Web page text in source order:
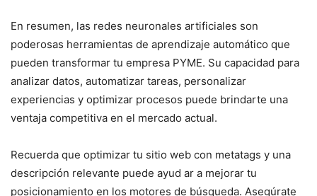
En resumen, las redes neuronales artificiales son
poderosas herramientas de aprendizaje automático que
pueden transformar tu empresa PYME. Su capacidad para
analizar datos, automatizar tareas, personalizar
experiencias y optimizar procesos puede brindarte una
ventaja competitiva en el mercado actual.
Recuerda que optimizar tu sitio web con metatags y una
descripción relevante puede ayud ar a mejorar tu
posicionamiento en los motores de búsqueda. Asegúrate